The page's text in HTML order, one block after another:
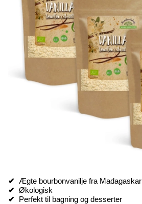
✔ Ægte bourbonvanilje fra Madagaskar
✔ Økologisk
✔ Perfekt til bagning og desserter